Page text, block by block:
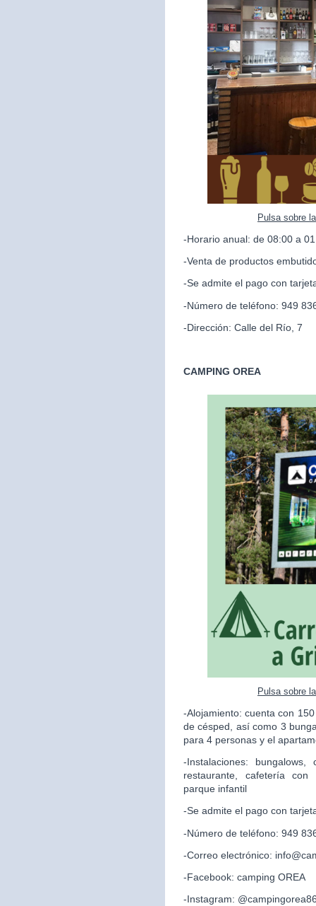
Pulsa sobre
-Horario anual: de 08:00 a
-Venta de productos
-Se admite el pago con
-Número de teléfono: 949
-Dirección: Calle del Río, 7
CAMPING OREA
Pulsa sobre
-Alojamiento: cuenta con
de césped, así como 3
para 4 personas y el
-Instalaciones:
restaurante, cafetería
parque infantil
-Se admite el pago con
-Número de teléfono: 949
-Correo electrónico:
-Facebook: camping OREA
-Instagram: